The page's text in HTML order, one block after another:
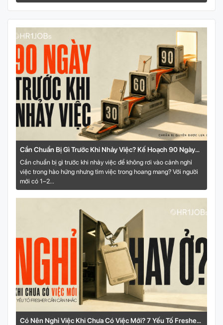
Cần Chuẩn Bị Gì Trước Khi Nhảy Việc? Kế Hoạch 90 Ngày
Cho Người Trẻ
Cần chuẩn bị gì trước khi nhảy việc để không rơi vào cảnh nghỉ
việc trong hào hứng nhưng tìm việc trong hoang mang? Với người
mới có 1–2...
Có Nên Nghỉ Việc Khi Chưa Có Việc Mới? 7 Yếu Tố Fresher